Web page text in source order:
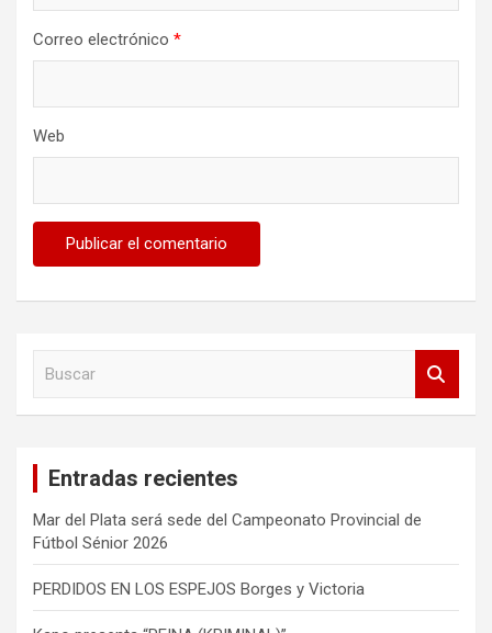
Correo electrónico *
Web
Entradas recientes
Mar del Plata será sede del Campeonato Provincial de
Fútbol Sénior 2026
PERDIDOS EN LOS ESPEJOS Borges y Victoria